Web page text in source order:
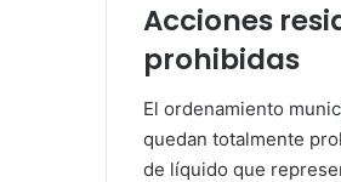
Acciones
prohibidas
El ordenamiento
quedan totalmente
de líquido que